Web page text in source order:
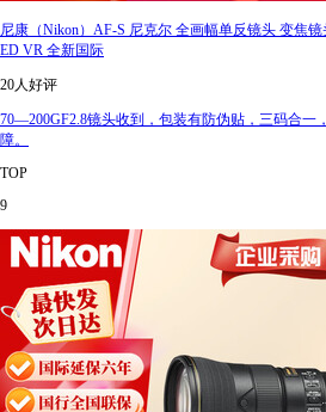
尼康（Nikon）AF-S 尼克尔 全画幅单反镜头 变焦镜
ED VR 全新国际
20人好评
70—200GF2.8镜头收到，包装有防伪贴，三码合一
障。
TOP
9